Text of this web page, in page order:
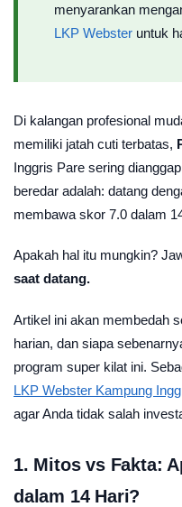
menyarankan
LKP Webster untuk
Di kalangan profesional
memiliki jatah cuti terbatas,
Inggris Pare sering
beredar adalah: datang
membawa skor 7.0 dalam
Apakah hal itu mungkin?
saat datang.
Artikel ini akan membedah
harian, dan siapa
program super kilat ini.
LKP Webster Kampung
agar Anda tidak salah
1. Mitos vs Fakta:
dalam 14 Hari?